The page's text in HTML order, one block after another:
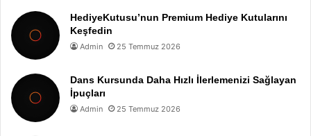
HediyeKutusu’nun Premium Hediye Kutularını
Keşfedin
Admin 25 Temmuz 2026
Dans Kursunda Daha Hızlı İlerlemenizi Sağlayan
İpuçları
Admin 25 Temmuz 2026